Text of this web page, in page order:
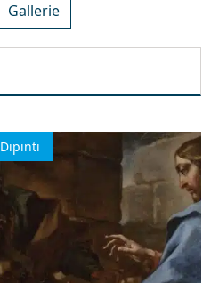
Gallerie
Dipinti